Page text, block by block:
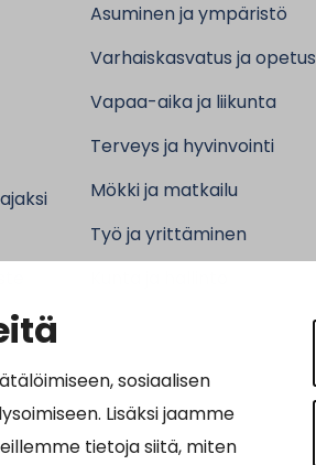
sosiaalisen
Lisäksi jaamme
tietoja siitä, miten
Asuminen ja ympäristö
Varhaiskasvatus ja opetus
Vapaa-aika ja liikunta
Terveys ja hyvinvointi
Mökki ja matkailu
Työ ja yrittäminen